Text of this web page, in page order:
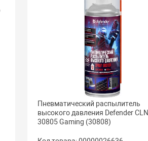
Пневматический распылитель
высокого давления Defender CLN
30805 Gaming (30808)